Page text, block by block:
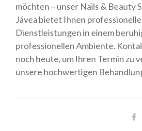
möchten – unser Nails & Beauty
Jávea bietet Ihnen professionelle
Dienstleistungen in einem
professionellen Ambiente.
noch heute, um Ihren Termin zu
unsere hochwertigen